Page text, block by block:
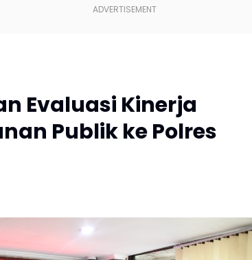
Evaluasi Kinerja
Publik ke Polres